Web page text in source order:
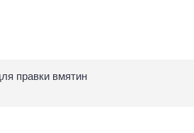
правки вмятин